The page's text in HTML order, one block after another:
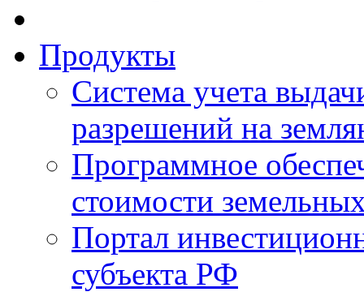
Продукты
Система учета
разрешений на
Программное
стоимости
Портал
субъекта РФ